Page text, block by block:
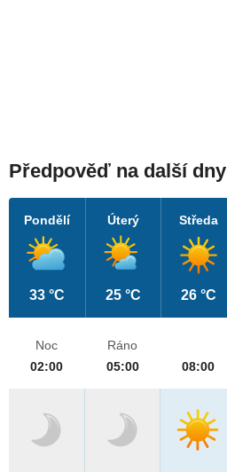
Předpověď na další dny
Pondělí
33 °C
Úterý
25 °C
Středa
26 °C
Noc
02:00
Ráno
05:00
08:00